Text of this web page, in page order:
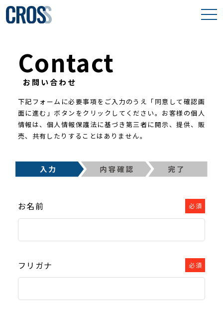
取り組み事例
会社案内
Contact
お問い合わせ
下記フォームに必要事項をご入力のうえ「同意して確認画
面に進む」ボタンをクリックしてください。 お客様の個人
情報は、個人情報保護法に基づき第三者に開示、提供、販
売、共有したりすることはありません。
お名前 必須
フリガナ 必須